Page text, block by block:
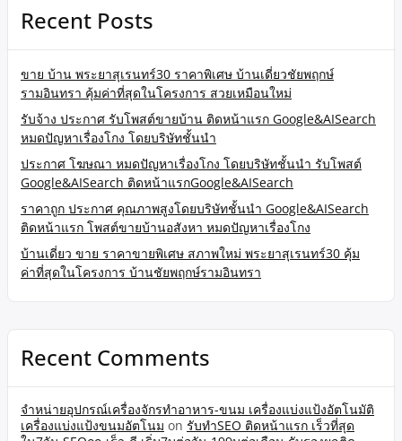
Recent Posts
ขาย บ้าน พระยาสุเรนทร์30 ราคาพิเศษ บ้านเดี่ยวชัยพฤกษ์
รามอินทรา คุ้มค่าที่สุดในโครงการ สวยเหมือนใหม่
รับจ้าง ประกาศ รับโพสต์ขายบ้าน ติดหน้าแรก Google&AISearch
หมดปัญหาเรื่องโกง โดยบริษัทชั้นนำ
ประกาศ โฆษณา หมดปัญหาเรื่องโกง โดยบริษัทชั้นนำ รับโพสต์
Google&AISearch ติดหน้าแรกGoogle&AISearch
ราคาถูก ประกาศ คุณภาพสูงโดยบริษัทชั้นนำ Google&AISearch
ติดหน้าแรก โพสต์ขายบ้านอสังหา หมดปัญหาเรื่องโกง
บ้านเดี่ยว ขาย ราคาขายพิเศษ สภาพใหม่ พระยาสุเรนทร์30 คุ้ม
ค่าที่สุดในโครงการ บ้านชัยพฤกษ์รามอินทรา
Recent Comments
จำหน่ายอุปกรณ์เครื่องจักรทำอาหาร-ขนม เครื่องแบ่งแป้งอัตโนมัติ
เครื่องแบ่งแป้งขนมอัตโนม on รับทำSEO ติดหน้าแรก เร็วที่สุด